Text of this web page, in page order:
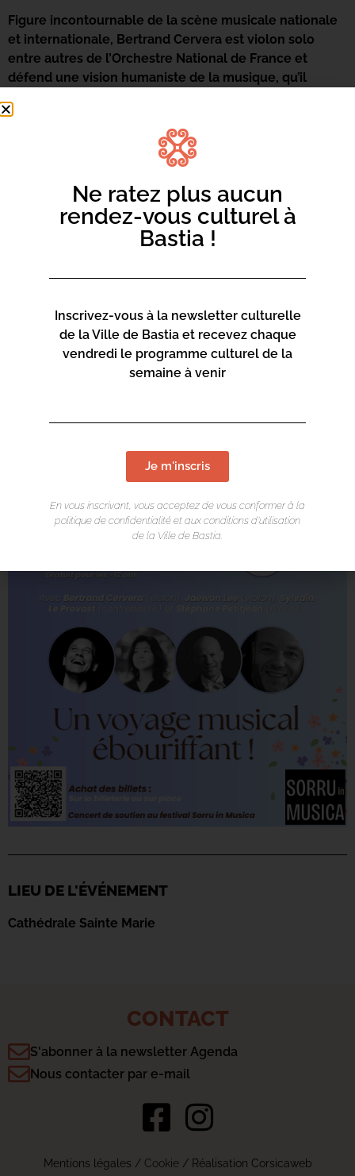
Figure incontournable de la scène musicale nationale
et internationale, Bertrand Cervera est violon solo
entre autres de l’Orchestre National de France et
défend une vision humaniste de la musique, qu’il
lieux les plus inattendus.
Les billets sont en vente auprès de l’office
intercommunal de tourisme de Bastia, 30 €,
. Vente sur place également.
Avec Bertrand Cervera (violon), Jaewon Lee (violon),
Sylvain Le Provost (contrebasse) et Stéphane Petitjean
Concert de soutien au festival Sorru in Musica
LIEU DE L'ÉVÉNEMENT
Cathédrale Sainte Marie
CONTACT
S'abonner à la newsletter Agenda
Nous contacter par e-mail
Mentions légales / Cookie/ Réalisation Corsicaweb
Ne ratez plus aucun
rendez-vous culturel à
Bastia !
Inscrivez-vous à la newsletter culturelle
de la Ville de Bastia et recevez chaque
vendredi le programme culturel de la
semaine à venir
Je m'inscris
En vous inscrivant, vous acceptez de vous conformer à la
politique de confidentialité et aux conditions d’utilisation
de la Ville de Bastia.